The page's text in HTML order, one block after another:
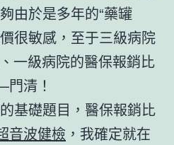
由於是多年的“藥罐
很敏感，至于三級病院
一級病院的醫保報銷比
清！
基礎題目，醫保報銷比
音波健檢 ，我確定就在